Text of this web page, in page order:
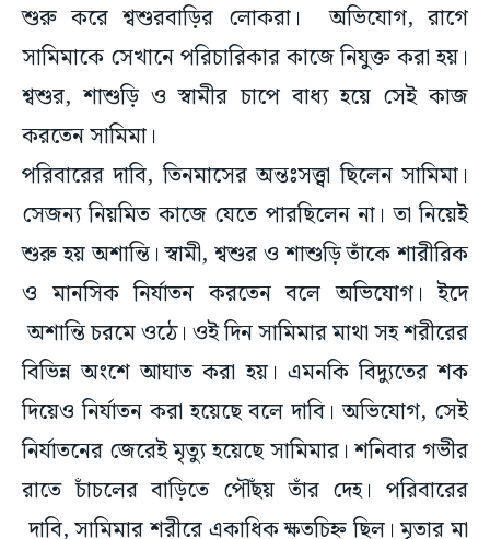
শুরু করে শ্বশুরবাড়ির লোকরা। অভিযোগ, রাগে
সামিমাকে সেখানে পরিচারিকার কাজে নিযুক্ত করা হয়।
শ্বশুর, শাশুড়ি ও স্বামীর চাপে বাধ্য হয়ে সেই কাজ
করতেন সামিমা।
পরিবারের দাবি, তিনমাসের অন্তঃসত্ত্বা ছিলেন সামিমা।
সেজন্য নিয়মিত কাজে যেতে পারছিলেন না। তা নিয়েই
শুরু হয় অশান্তি। স্বামী, শ্বশুর ও শাশুড়ি তাঁকে শারীরিক
ও মানসিক নির্যাতন করতেন বলে অভিযোগ। ইদে
অশান্তি চরমে ওঠে। ওই দিন সামিমার মাথা সহ শরীরের
বিভিন্ন অংশে আঘাত করা হয়। এমনকি বিদ্যুতের শক
দিয়েও নির্যাতন করা হয়েছে বলে দাবি। অভিযোগ, সেই
নির্যাতনের জেরেই মৃত্যু হয়েছে সামিমার। শনিবার গভীর
রাতে চাঁচলের বাড়িতে পৌঁছয় তাঁর দেহ। পরিবারের
দাবি, সামিমার শরীরে একাধিক ক্ষতচিহ্ন ছিল। মৃতার মা